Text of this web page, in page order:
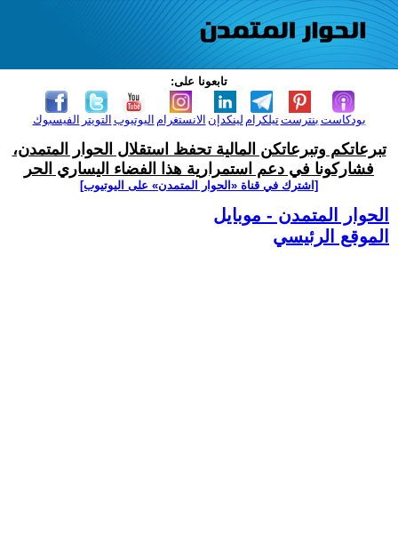
تابعونا على:
الفيسبوك التويتر اليوتيوب الانستغرام لينكدإن تيلكرامبنترست بودكاست
تبرعاتكم وتبرعاتكن المالية تحفظ استقلال الحوار المتمدن،
فشاركونا في دعم استمرارية هذا الفضاء اليساري الحر
[اشترك في قناة ‫«الحوار المتمدن» على اليوتيوب]
الحوار المتمدن - موبايل
الموقع الرئيسي